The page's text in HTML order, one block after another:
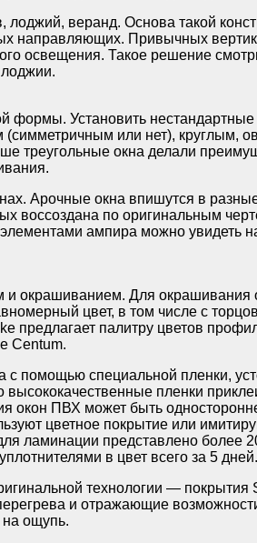
веранд. Основа такой
направляющих. Привычных
освещения. Такое решение
формы. Установить
или нет), круглым,
треугольные окна делали
Арочные окна впишутся в
воссоздана по оригинальным
ампира можно увидеть
окрашиванием. Для окрашивания
цвет, в том числе с
палитру цветов
Centum.
специальной пленки,
пленки
окон ПВХ может быть
цветное покрытие или
ламинации представлено более
в цвет всего за 5 дней.
технологии —
и отражающие
на ощупь.